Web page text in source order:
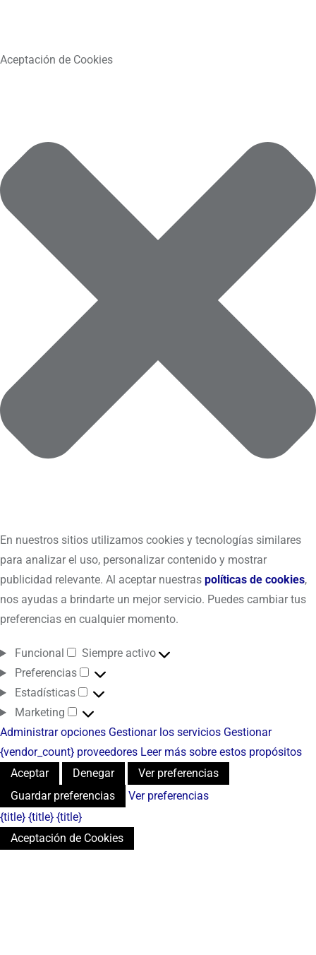
Aceptación de Cookies
En nuestros sitios utilizamos cookies y tecnologías similares
para analizar el uso, personalizar contenido y mostrar
publicidad relevante. Al aceptar nuestras políticas de cookies,
nos ayudas a brindarte un mejor servicio. Puedes cambiar tus
preferencias en cualquier momento.
Funcional
Siempre activo
Preferencias
Estadísticas
Marketing
Administrar opciones Gestionar los servicios Gestionar
{vendor_count} proveedores Leer más sobre estos propósitos
Aceptar
Denegar
Ver preferencias
Guardar preferencias
Ver preferencias
{title} {title} {title}
Aceptación de Cookies